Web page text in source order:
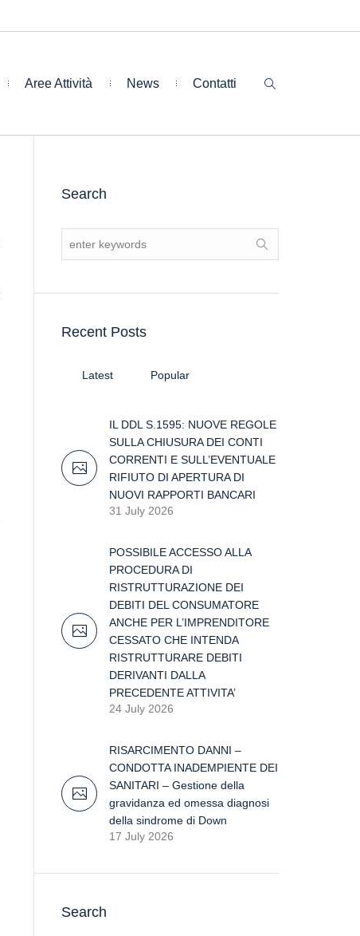
Aree Attività News Contatti
Search
Recent Posts
Latest Popular
IL DDL S.1595: NUOVE REGOLE
SULLA CHIUSURA DEI CONTI
CORRENTI E SULL’EVENTUALE
RIFIUTO DI APERTURA DI
NUOVI RAPPORTI BANCARI
31 July 2026
POSSIBILE ACCESSO ALLA
PROCEDURA DI
RISTRUTTURAZIONE DEI
DEBITI DEL CONSUMATORE
ANCHE PER L’IMPRENDITORE
CESSATO CHE INTENDA
RISTRUTTURARE DEBITI
DERIVANTI DALLA
PRECEDENTE ATTIVITA’
24 July 2026
RISARCIMENTO DANNI –
CONDOTTA INADEMPIENTE DEI
SANITARI – Gestione della
gravidanza ed omessa diagnosi
della sindrome di Down
17 July 2026
Search